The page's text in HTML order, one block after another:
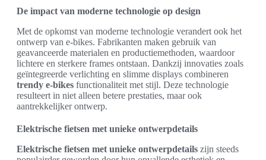
De impact van moderne technologie op design
Met de opkomst van moderne technologie verandert ook het
ontwerp van e-bikes. Fabrikanten maken gebruik van
geavanceerde materialen en productiemethoden, waardoor
lichtere en sterkere frames ontstaan. Dankzij innovaties zoals
geïntegreerde verlichting en slimme displays combineren
trendy e-bikes functionaliteit met stijl. Deze technologie
resulteert in niet alleen betere prestaties, maar ook
aantrekkelijker ontwerp.
Elektrische fietsen met unieke ontwerpdetails
Elektrische fietsen met unieke ontwerpdetails zijn steeds